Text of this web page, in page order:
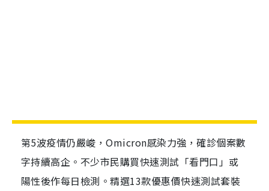
第5波疫情仍嚴峻，Omicron感染力強，確診個案數
字持續高企。不少市民購買快速測試「看門口」或
陽性後作每日檢測。精選13款優惠價快速測試套裝